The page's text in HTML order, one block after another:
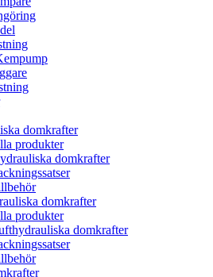
domkrafter
produkter
domkrafter
domkrafter
produkter
domkrafter